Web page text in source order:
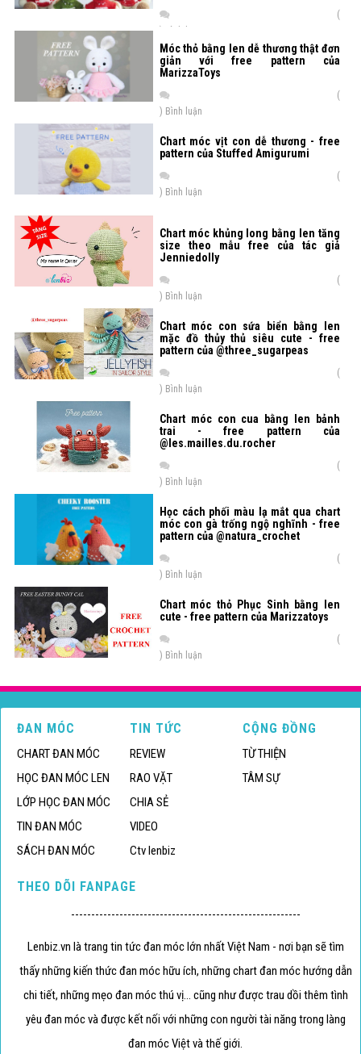
(
Móc thỏ bằng len dễ thương thật đơn
giản với free pattern của
MarizzaToys
(
) Bình luận
Chart móc vịt con dễ thương - free
pattern của Stuffed Amigurumi
(
) Bình luận
Chart móc khủng long bằng len tăng
size theo mẫu free của tác giả
Jenniedolly
(
) Bình luận
Chart móc con sứa biển bằng len
mặc đồ thủy thủ siêu cute - free
pattern của @three_sugarpeas
(
) Bình luận
Chart móc con cua bằng len bảnh
trai - free pattern của
@les.mailles.du.rocher
(
) Bình luận
Học cách phối màu lạ mắt qua chart
móc con gà trống ngộ nghĩnh - free
pattern của @natura_crochet
(
) Bình luận
Chart móc thỏ Phục Sinh bằng len
cute - free pattern của Marizzatoys
(
) Bình luận
ĐAN MÓC
CHART ĐAN MÓC
HỌC ĐAN MÓC LEN
LỚP HỌC ĐAN MÓC
TIN ĐAN MÓC
SÁCH ĐAN MÓC
TIN TỨC
REVIEW
RAO VẶT
CHIA SẺ
VIDEO
Ctv lenbiz
CỘNG ĐỒNG
TỪ THIỆN
TÂM SỰ
THEO DÕI FANPAGE
---------------------------------------------------------
Lenbiz.vn là trang tin tức đan móc lớn nhất Việt Nam - nơi bạn sẽ tìm
thấy những kiến thức đan móc hữu ích, những chart đan móc hướng dẫn
chi tiết, những mẹo đan móc thú vị... cũng như được trau dồi thêm tình
yêu đan móc và được kết nối với những con người tài năng trong làng
đan móc Việt và thế giới.